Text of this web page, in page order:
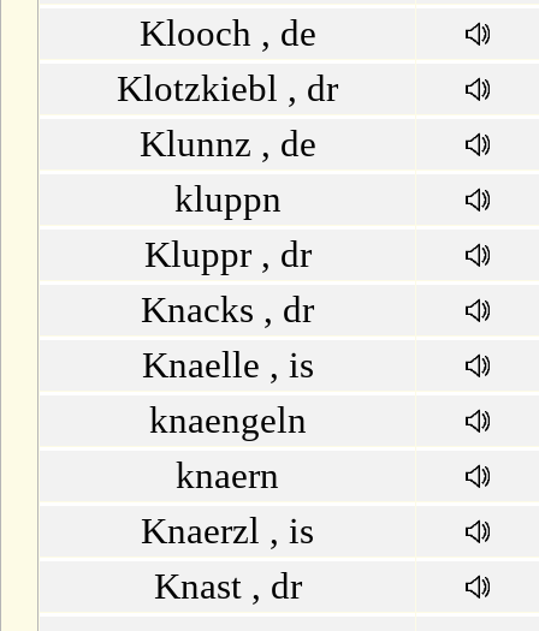
Klooch , de
Klotzkiebl , dr
Klunnz , de
kluppn
Kluppr , dr
Knacks , dr
Knaelle , is
knaengeln
knaern
Knaerzl , is
Knast , dr